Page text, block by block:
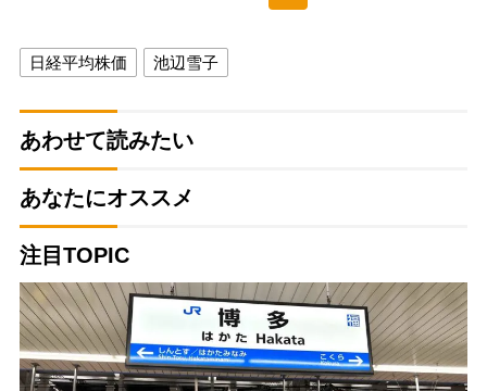
日経平均株価 池辺雪子
あわせて読みたい
あなたにオススメ
注目TOPIC